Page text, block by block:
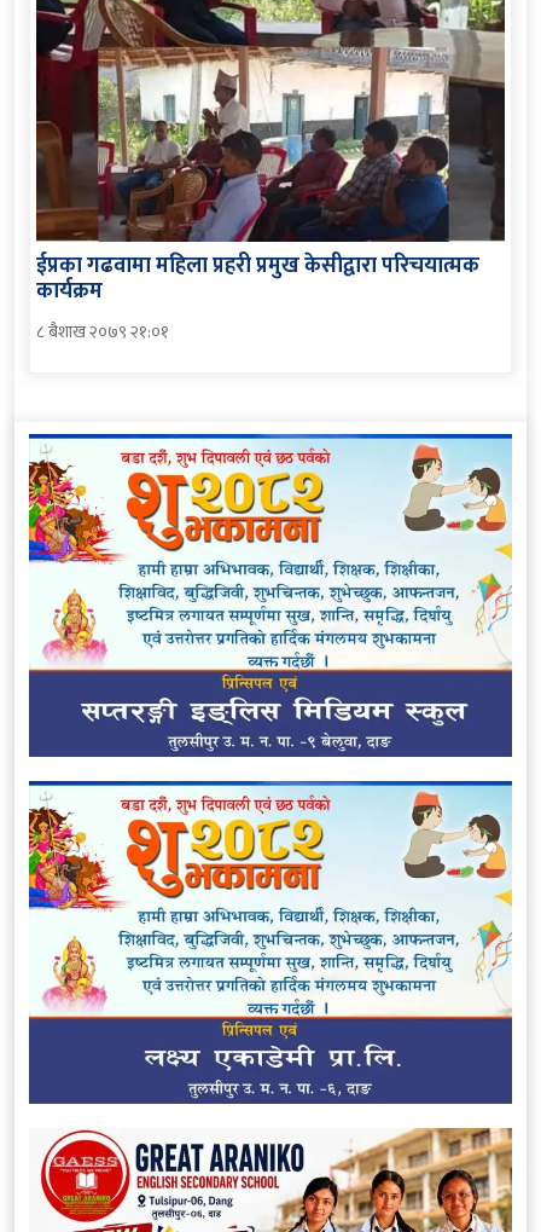
ईप्रका गढवामा महिला प्रहरी प्रमुख केसीद्वारा परिचयात्मक
कार्यक्रम
८ बैशाख २०७९ २१:०१